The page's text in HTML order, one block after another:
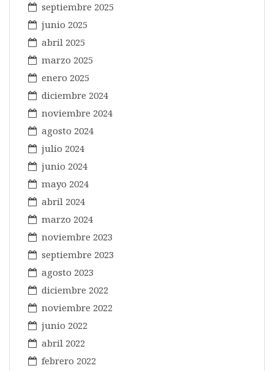
septiembre 2025
junio 2025
abril 2025
marzo 2025
enero 2025
diciembre 2024
noviembre 2024
agosto 2024
julio 2024
junio 2024
mayo 2024
abril 2024
marzo 2024
noviembre 2023
septiembre 2023
agosto 2023
diciembre 2022
noviembre 2022
junio 2022
abril 2022
febrero 2022